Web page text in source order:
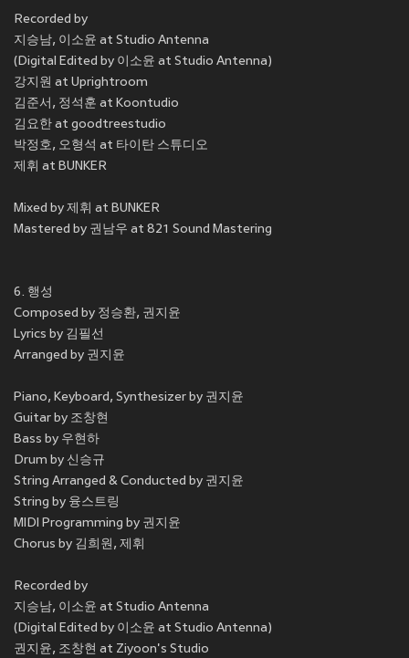
Recorded by
지승남, 이소윤 at Studio Antenna
(Digital Edited by 이소윤 at Studio Antenna)
강지원 at Uprightroom
김준서, 정석훈 at Koontudio
김요한 at goodtreestudio
박정호, 오형석 at 타이탄 스튜디오
제휘 at BUNKER
Mixed by 제휘 at BUNKER
Mastered by 권남우 at 821 Sound Mastering
6. 행성
Composed by 정승환, 권지윤
Lyrics by 김필선
Arranged by 권지윤
Piano, Keyboard, Synthesizer by 권지윤
Guitar by 조창현
Bass by 우현하
Drum by 신승규
String Arranged & Conducted by 권지윤
String by 융스트링
MIDI Programming by 권지윤
Chorus by 김희원, 제휘
Recorded by
지승남, 이소윤 at Studio Antenna
(Digital Edited by 이소윤 at Studio Antenna)
권지윤, 조창현 at Ziyoon's Studio